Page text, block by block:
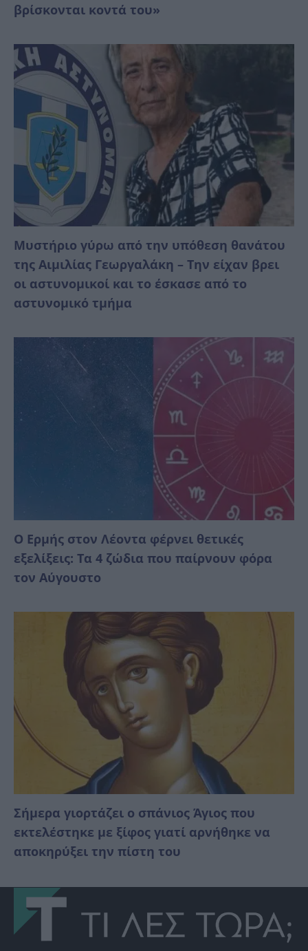
βρίσκονται κοντά του»
Mυστήριο γύρω από την υπόθεση θανάτου
της Αιμιλίας Γεωργαλάκη – Την είχαν βρει
οι αστυνομικοί και το έσκασε από το
αστυνομικό τμήμα
Ο Ερμής στον Λέοντα φέρνει θετικές
εξελίξεις: Τα 4 ζώδια που παίρνουν φόρα
τον Αύγουστο
Σήμερα γιορτάζει ο σπάνιος Άγιος που
εκτελέστηκε με ξίφος γιατί αρνήθηκε να
αποκηρύξει την πίστη του